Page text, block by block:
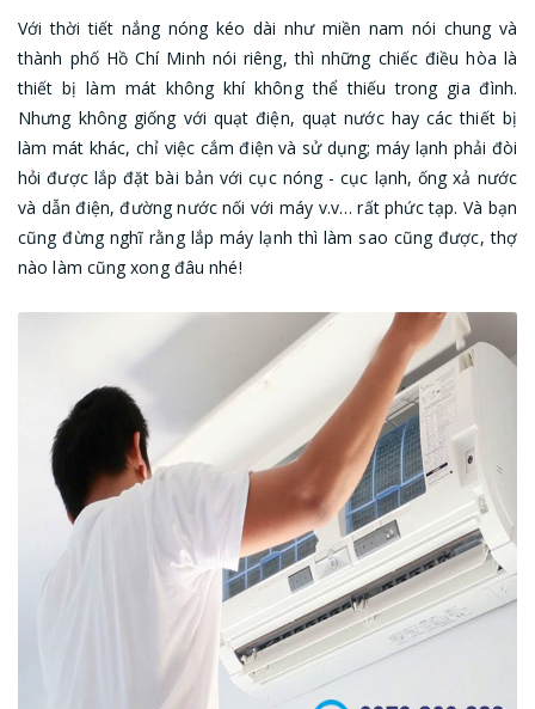
Với thời tiết nắng nóng kéo dài như miền nam nói chung và
thành phố Hồ Chí Minh nói riêng, thì những chiếc điều hòa là
thiết bị làm mát không khí không thể thiếu trong gia đình.
Nhưng không giống với quạt điện, quạt nước hay các thiết bị
làm mát khác, chỉ việc cắm điện và sử dụng; máy lạnh phải đòi
hỏi được lắp đặt bài bản với cục nóng - cục lạnh, ống xả nước
và dẫn điện, đường nước nối với máy v.v… rất phức tạp. Và bạn
cũng đừng nghĩ rằng lắp máy lạnh thì làm sao cũng được, thợ
nào làm cũng xong đâu nhé!